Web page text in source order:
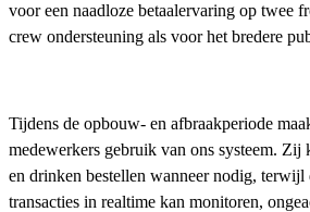
voor een naadloze betaalervaring op twee
crew ondersteuning als voor het bredere
Tijdens de opbouw- en afbraakperiode
medewerkers gebruik van ons systeem. Zij
en drinken bestellen wanneer nodig, terwijl
transacties in realtime kan monitoren,